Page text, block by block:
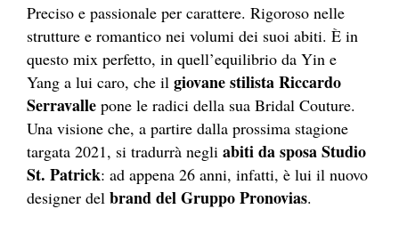
Preciso e passionale per carattere. Rigoroso nelle
strutture e romantico nei volumi dei suoi abiti. È in
questo mix perfetto, in quell’equilibrio da Yin e
Yang a lui caro, che il giovane stilista Riccardo
Serravalle pone le radici della sua Bridal Couture.
Una visione che, a partire dalla prossima stagione
targata 2021, si tradurrà negli abiti da sposa Studio
St. Patrick: ad appena 26 anni, infatti, è lui il nuovo
designer del brand del Gruppo Pronovias.